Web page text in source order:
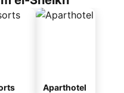
Aparthotel